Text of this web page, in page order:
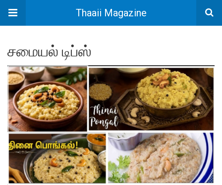
Thaaii Magazine
சமையல் டிப்ஸ்